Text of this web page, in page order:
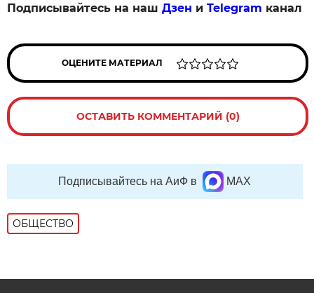
Подписывайтесь на нашДзен иTelegram канал
ОЦЕНИТЕ МАТЕРИАЛ
ОСТАВИТЬ КОММЕНТАРИЙ (0)
Подписывайтесь на АиФ в MAX
ОБЩЕСТВО